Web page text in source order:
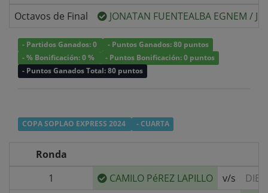
Octavos de Final
JONATAN FUENTEALBA EGNEM /
- Partidos Ganados: 0
- Puntos Ganados: 80 puntos
- % Bonificación: 0 %
- Puntos Bonificación: 0 puntos
- Puntos Ganados Total: 80 puntos
COPA SOPLAO EXPRESS 2024 - CUARTA
Ronda
1
CAMILO PéREZ LAPILLO v/s